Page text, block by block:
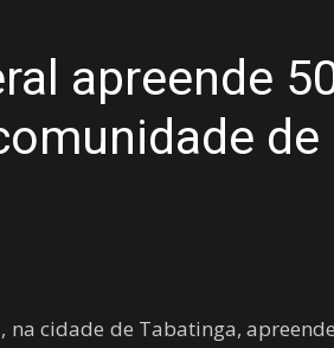
apreende
de
na cidade de Tabatinga,